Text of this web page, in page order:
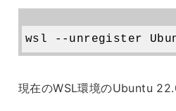
現在のWSL環境のUbuntu